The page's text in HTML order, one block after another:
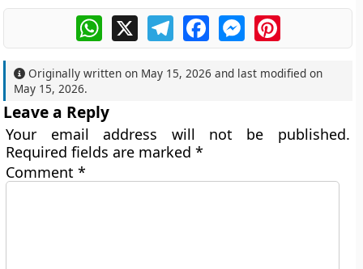
WhatsApp
X TelegramFacebookMessengerPinterest
Originally written on May 15, 2026 and last modified on
May 15, 2026.
Leave a Reply
Your email address will not be published.
Required fields are marked*
Comment*